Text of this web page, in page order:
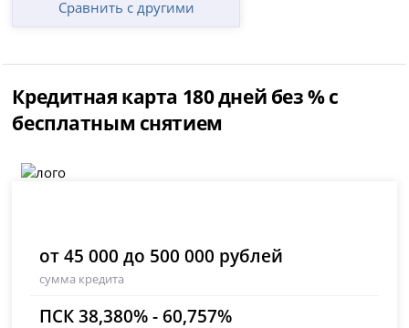
Сравнить с другими
Кредитная карта 180 дней без % с
бесплатным снятием
от 45 000 до 500 000 рублей
сумма кредита
ПСК 38,380% - 60,757%